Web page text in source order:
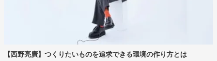
【西野亮廣】つくりたいものを追求できる環境の作り方とは